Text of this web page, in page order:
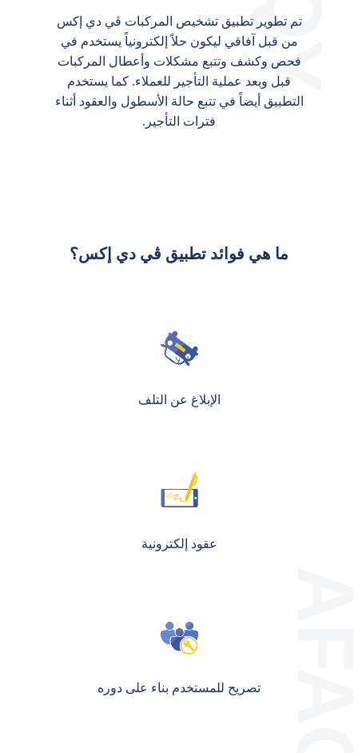
تم تطوير تطبيق تشخيص المركبات ڤي دي إكس
من قبل آفاقي ليكون حلاً إلكترونياً يستخدم في
فحص وكشف وتتبع مشكلات وأعطال المركبات
قبل وبعد عملية التأجير للعملاء. كما يستخدم
التطبيق أيضاً في تتبع حالة الأسطول والعقود أثناء
فترات التأجير.
ما هي فوائد تطبيق ڤي دي إكس؟
الإبلاغ عن التلف
عقود إلكترونية
تصريح للمستخدم بناء على دوره